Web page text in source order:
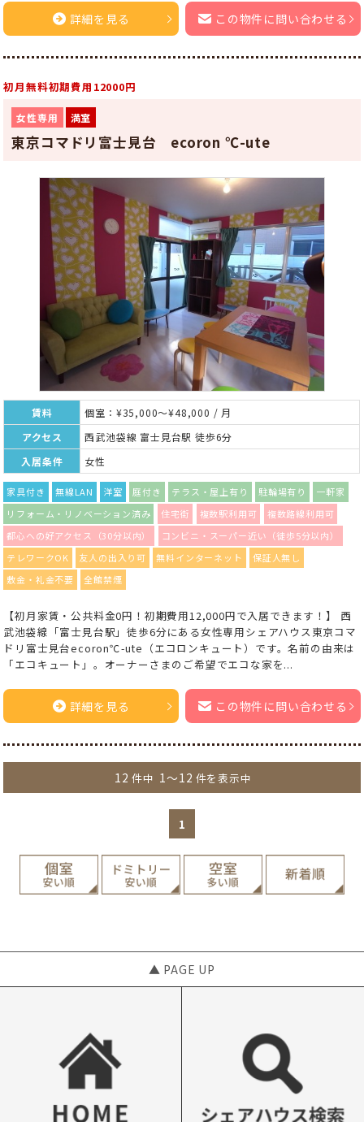
詳細を見る この物件に問い合わせる
初月無料初期費用12000円
女性専用 満室
東京コマドリ富士見台 ecoron ℃-ute
賃料
個室：¥35,000～¥48,000 / 月
アクセス
西武池袋線 富士見台駅 徒歩6分
入居条件
女性
家具付き 無線LAN 洋室 庭付き テラス・屋上有り 駐輪場有り
一軒家
リフォーム・リノベーション済み
住宅街 複数駅利用可
複数路線利用可
都心への好アクセス（30分以内）
コンビニ・スーパー近い（徒歩5分以内）
テレワークOK
友人の出入り可 無料インターネット
保証人無し
敷金・礼金不要
全館禁煙
【初月家賃・公共料金0円！初期費用12,000円で入居できます！】 西
武池袋線「富士見台駅」徒歩6分にある女性専用シェアハウス東京コマ
ドリ富士見台ecoron℃-ute（エコロンキュート）です。名前の由来は
「エコキュート」。オーナーさまのご希望でエコな家を...
詳細を見る この物件に問い合わせる
12 件中 1～12 件を表示中
1
▲ PAGE UP